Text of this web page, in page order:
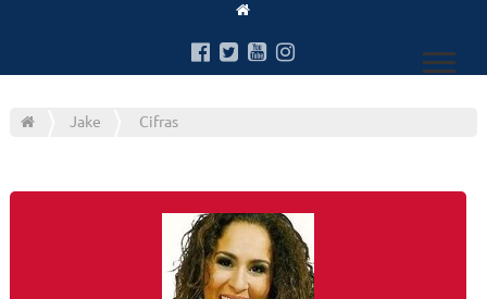
Jake Cifras